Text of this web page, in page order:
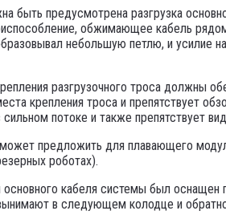
быть предусмотрена разгрузка
обжимающее кабель
небольшую петлю, и усилие
разгрузочного троса должны
крепления троса и препятствует
потоке и также препятствует
предложить для плавающего
роботах).
кабеля системы был оснащен
в следующем колодце и